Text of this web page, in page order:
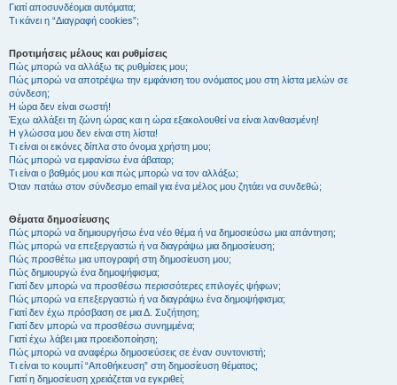
Γιατί αποσυνδέομαι αυτόματα;
Τι κάνει η “Διαγραφή cookies”;
Προτιμήσεις μέλους και ρυθμίσεις
Πώς μπορώ να αλλάξω τις ρυθμίσεις μου;
Πώς μπορώ να αποτρέψω την εμφάνιση του ονόματος μου στη λίστα μελών σε
σύνδεση;
Η ώρα δεν είναι σωστή!
Έχω αλλάξει τη ζώνη ώρας και η ώρα εξακολουθεί να είναι λανθασμένη!
Η γλώσσα μου δεν είναι στη λίστα!
Τι είναι οι εικόνες δίπλα στο όνομα χρήστη μου;
Πώς μπορώ να εμφανίσω ένα άβαταρ;
Τι είναι ο βαθμός μου και πώς μπορώ να τον αλλάξω;
Όταν πατάω στον σύνδεσμο email για ένα μέλος μου ζητάει να συνδεθώ;
Θέματα δημοσίευσης
Πώς μπορώ να δημιουργήσω ένα νέο θέμα ή να δημοσιεύσω μια απάντηση;
Πώς μπορώ να επεξεργαστώ ή να διαγράψω μια δημοσίευση;
Πώς προσθέτω μια υπογραφή στη δημοσίευση μου;
Πώς δημιουργώ ένα δημοψήφισμα;
Γιατί δεν μπορώ να προσθέσω περισσότερες επιλογές ψήφων;
Πώς μπορώ να επεξεργαστώ ή να διαγράψω ένα δημοψήφισμα;
Γιατί δεν έχω πρόσβαση σε μια Δ. Συζήτηση;
Γιατί δεν μπορώ να προσθέσω συνημμένα;
Γιατί έχω λάβει μια προειδοποίηση;
Πώς μπορώ να αναφέρω δημοσιεύσεις σε έναν συντονιστή;
Τι είναι το κουμπί “Αποθήκευση” στη δημοσίευση θέματος;
Γιατί η δημοσίευση χρειάζεται να εγκριθεί;